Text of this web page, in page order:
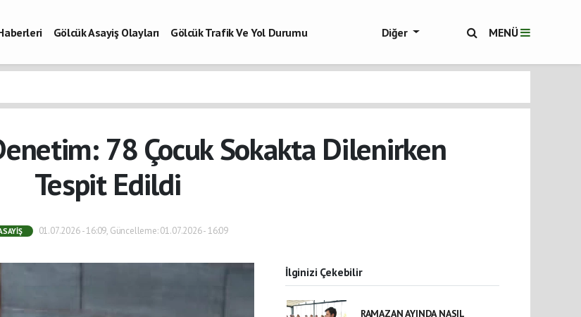
Gölcük Asayiş Olayları
Gölcük Trafik Ve Yol Durumu
Diğer MENÜ
78 Çocuk Sokakta Dilenirken
Tespit Edildi
01.07.2026 - 16:09, Güncelleme: 01.07.2026 - 16:09
İlginizi Çekebilir
RAMAZAN AYINDA NASIL